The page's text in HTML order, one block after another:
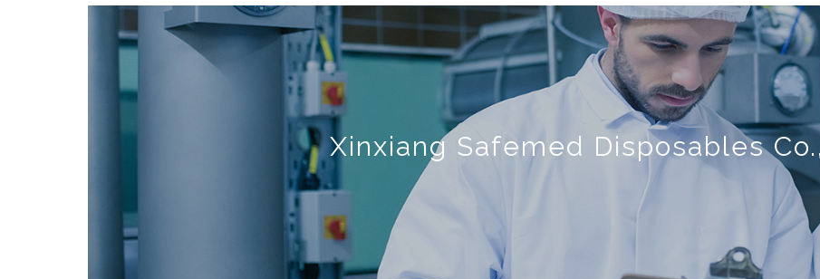
Xinxiang Safemed Disposables